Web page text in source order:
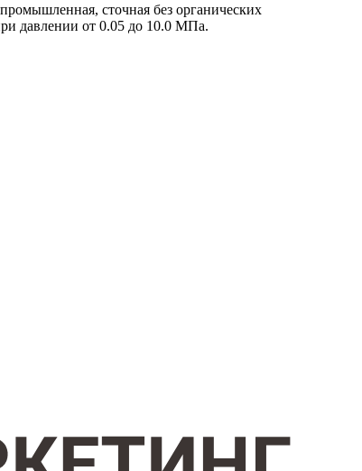
сточная без органических
давлении от 0.05 до 10.0 МПа.